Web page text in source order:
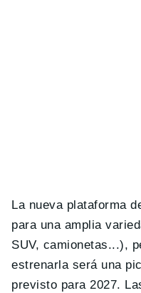
La nueva plataforma
para una amplia
SUV, camionetas...),
estrenarla será una
previsto para 2027.